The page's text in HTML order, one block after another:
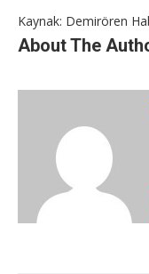
Kaynak: Demirören
About The